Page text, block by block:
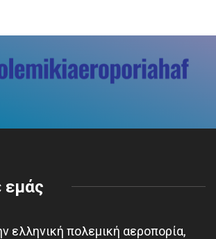
εμάς
ελληνική πολεμική αεροπορία,